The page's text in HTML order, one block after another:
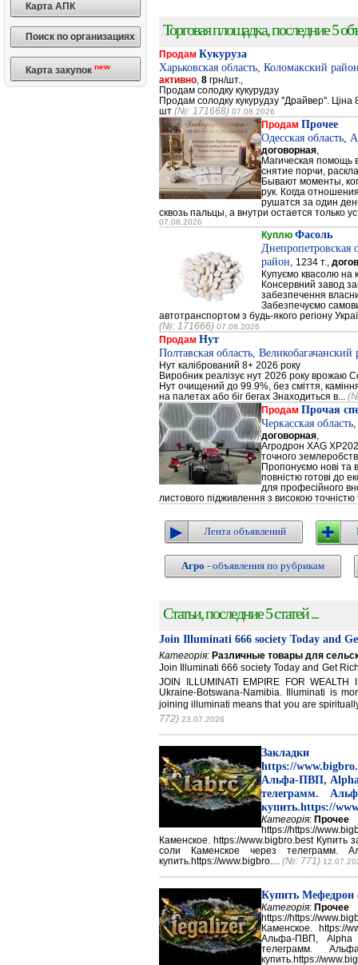
Карта АПК
Поиск по организациях
Карта закупок new
Торговая площадка, последние 5
Продам Кукуруза
Харьковская область, Коломакский
активно 8 грн/шт.,
Продам солодку кукурудзу
Продам солодку кукурудзу "Драйвер". Ціна
шт (№: 171668) 07.08.2026
Продам Прочее
Одесская область,
договорная
Магическая помощь
снятие порчи,
Бывают моменты,
рук. Когда
рушатся за один
сквозь пальцы, а внутри остается только
07.08.2026
Куплю Фасоль
Днепропетровская
район, 1234 т.,
Купуємо квасолю на
Консервний завод
забезпечення
Забезпечуємо
автотранспортом з будь-якого регіону
(№: 171666) 07.08.2026
Продам Нут
Полтавская область, Великобагачанский
Нут калібрований 8+ 2026 року
Виробник реалізує нут 2026 року врожаю
Нут очищений до 99.9%, без сміття,
на палетах або біг бегах Знаходиться в...
Продам Прочая
Черкасская
договорная
Агродрон XAG
точного
Пропонуємо нові та
повністю готові до
для професійного
листового підживлення з високою
Лента объявлений
Агро - объявления по рубрикам
Статьи, последние 5 статей ...
Join Illuminati 666 society Today and
Категорія: Различные товары для
Join Illuminati 666 society Today and Get
JOIN ILLUMINATI EMPIRE FOR WEALTH
Ukraine-Botswana-Namibia. Illuminati is
joining illuminati means that you are
772) 23.07.2026
Закладки
https://
Альфа-ПВП, Alpha
телеграмм.
купить.https://
Категорія: Прочее
https://https://
Каменское. https://www.bigbro.best Купить
соли Каменское через телеграмм.
купить.https://www.bigbro.... (№: 771)
Купить
Категорія: Прочее
https://https://
Каменское. https://
Альфа-ПВП, Alpha
телеграмм.
купить.https://